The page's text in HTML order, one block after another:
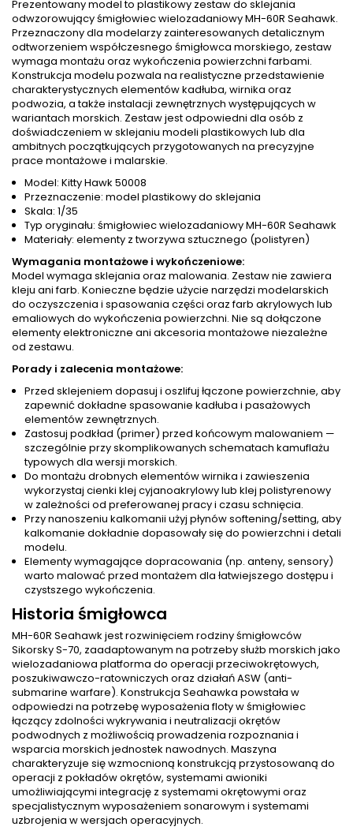
Prezentowany model to plastikowy zestaw do sklejania
odwzorowujący śmigłowiec wielozadaniowy MH-60R Seahawk.
Przeznaczony dla modelarzy zainteresowanych detalicznym
odtworzeniem współczesnego śmigłowca morskiego, zestaw
wymaga montażu oraz wykończenia powierzchni farbami.
Konstrukcja modelu pozwala na realistyczne przedstawienie
charakterystycznych elementów kadłuba, wirnika oraz
podwozia, a także instalacji zewnętrznych występujących w
wariantach morskich. Zestaw jest odpowiedni dla osób z
doświadczeniem w sklejaniu modeli plastikowych lub dla
ambitnych początkujących przygotowanych na precyzyjne
prace montażowe i malarskie.
Model: Kitty Hawk 50008
Przeznaczenie: model plastikowy do sklejania
Skala: 1/35
Typ oryginału: śmigłowiec wielozadaniowy MH-60R Seahawk
Materiały: elementy z tworzywa sztucznego (polistyren)
Wymagania montażowe i wykończeniowe:
Model wymaga sklejania oraz malowania. Zestaw nie zawiera
kleju ani farb. Konieczne będzie użycie narzędzi modelarskich
do oczyszczenia i spasowania części oraz farb akrylowych lub
emaliowych do wykończenia powierzchni. Nie są dołączone
elementy elektroniczne ani akcesoria montażowe niezależne
od zestawu.
Porady i zalecenia montażowe:
Przed sklejeniem dopasuj i oszlifuj łączone powierzchnie, aby
zapewnić dokładne spasowanie kadłuba i pasażowych
elementów zewnętrznych.
Zastosuj podkład (primer) przed końcowym malowaniem —
szczególnie przy skomplikowanych schematach kamuflażu
typowych dla wersji morskich.
Do montażu drobnych elementów wirnika i zawieszenia
wykorzystaj cienki klej cyjanoakrylowy lub klej polistyrenowy
w zależności od preferowanej pracy i czasu schnięcia.
Przy nanoszeniu kalkomanii użyj płynów softening/setting, aby
kalkomanie dokładnie dopasowały się do powierzchni i detali
modelu.
Elementy wymagające dopracowania (np. anteny, sensory)
warto malować przed montażem dla łatwiejszego dostępu i
czystszego wykończenia.
Historia śmigłowca
MH-60R Seahawk jest rozwinięciem rodziny śmigłowców
Sikorsky S-70, zaadaptowanym na potrzeby służb morskich jako
wielozadaniowa platforma do operacji przeciwokrętowych,
poszukiwawczo-ratowniczych oraz działań ASW (anti-
submarine warfare). Konstrukcja Seahawka powstała w
odpowiedzi na potrzebę wyposażenia floty w śmigłowiec
łączący zdolności wykrywania i neutralizacji okrętów
podwodnych z możliwością prowadzenia rozpoznania i
wsparcia morskich jednostek nawodnych. Maszyna
charakteryzuje się wzmocnioną konstrukcją przystosowaną do
operacji z pokładów okrętów, systemami awioniki
umożliwiającymi integrację z systemami okrętowymi oraz
specjalistycznym wyposażeniem sonarowym i systemami
uzbrojenia w wersjach operacyjnych.